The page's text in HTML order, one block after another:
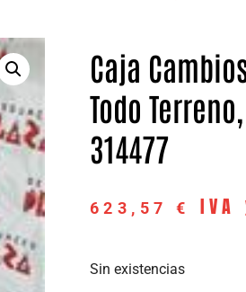
Caja
Todo
314477
623,57 €
Sin existencias